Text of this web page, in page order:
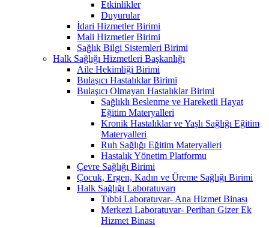
Etkinlikler
Duyurular
İdari Hizmetler Birimi
Mali Hizmetler Birimi
Sağlık Bilgi Sistemleri Birimi
Halk Sağlığı Hizmetleri Başkanlığı
Aile Hekimliği Birimi
Bulaşıcı Hastalıklar Birimi
Bulaşıcı Olmayan Hastalıklar Birimi
Sağlıklı Beslenme ve Hareketli Hayat
Eğitim Materyalleri
Kronik Hastalıklar ve Yaşlı Sağlığı Eğitim
Materyalleri
Ruh Sağlığı Eğitim Materyalleri
Hastalık Yönetim Platformu
Çevre Sağlığı Birimi
Çocuk, Ergen, Kadın ve Üreme Sağlığı Birimi
Halk Sağlığı Laboratuvarı
Tıbbi Laboratuvar- Ana Hizmet Binası
Merkezi Laboratuvar- Perihan Gizer Ek
Hizmet Binası